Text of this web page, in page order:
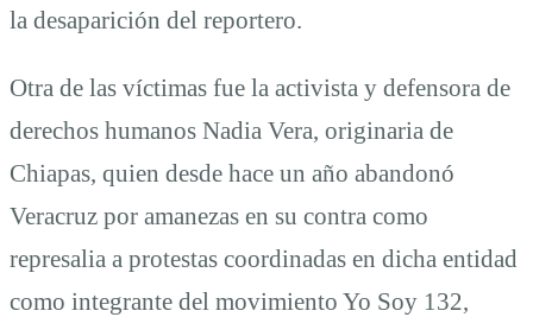
la desaparición del reportero.
Otra de las víctimas fue la activista y defensora de
derechos humanos Nadia Vera, originaria de
Chiapas, quien desde hace un año abandonó
Veracruz por amanezas en su contra como
represalia a protestas coordinadas en dicha entidad
como integrante del movimiento Yo Soy 132,